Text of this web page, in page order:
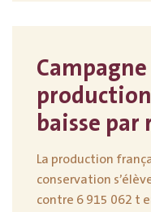
baisse par
La production
conservation
contre 6 915 062 t